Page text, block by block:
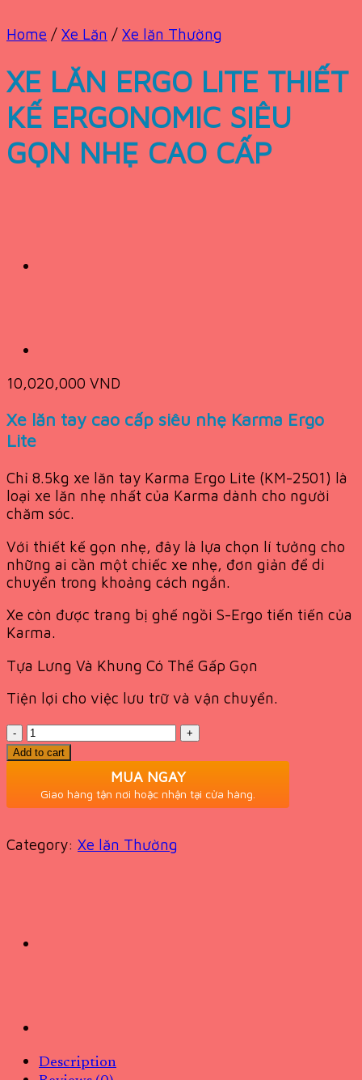
Home / Xe Lăn / Xe lăn Thường
XE LĂN ERGO LITE THIẾT
KẾ ERGONOMIC SIÊU
GỌN NHẸ CAO CẤP
10,020,000 VND
Xe lăn tay cao cấp siêu nhẹ Karma Ergo
Lite
Chỉ 8.5kg xe lăn tay Karma Ergo Lite (KM-2501) là
loại xe lăn nhẹ nhất của Karma dành cho người
chăm sóc.
Với thiết kế gọn nhẹ, đây là lựa chọn lí tưởng cho
những ai cần một chiếc xe nhẹ, đơn giản để di
chuyển trong khoảng cách ngắn.
Xe còn được trang bị ghế ngồi S-Ergo tiến tiến của
Karma.
Tựa Lưng Và Khung Có Thể Gấp Gọn
Tiện lợi cho việc lưu trữ và vận chuyển.
Quantity
Add to cart
MUA NGAY
Giao hàng tận nơi hoặc nhận tại cửa hàng.
Category: Xe lăn Thường
Description